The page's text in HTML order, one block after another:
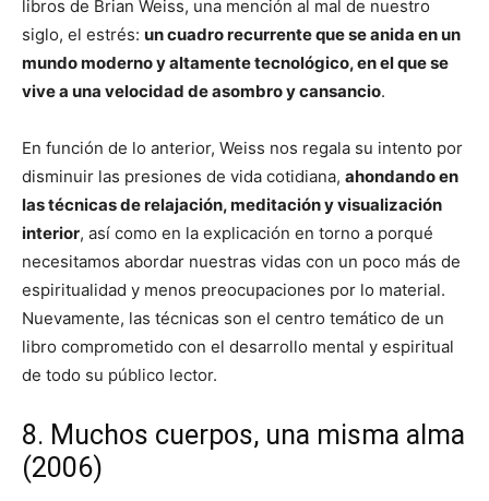
libros de Brian Weiss, una mención al mal de nuestro
siglo, el estrés: un cuadro recurrente que se anida en un
mundo moderno y altamente tecnológico, en el que se
vive a una velocidad de asombro y cansancio.
En función de lo anterior, Weiss nos regala su intento por
disminuir las presiones de vida cotidiana, ahondando en
las técnicas de relajación, meditación y visualización
interior, así como en la explicación en torno a porqué
necesitamos abordar nuestras vidas con un poco más de
espiritualidad y menos preocupaciones por lo material.
Nuevamente, las técnicas son el centro temático de un
libro comprometido con el desarrollo mental y espiritual
de todo su público lector.
8. Muchos cuerpos, una misma alma
(2006)